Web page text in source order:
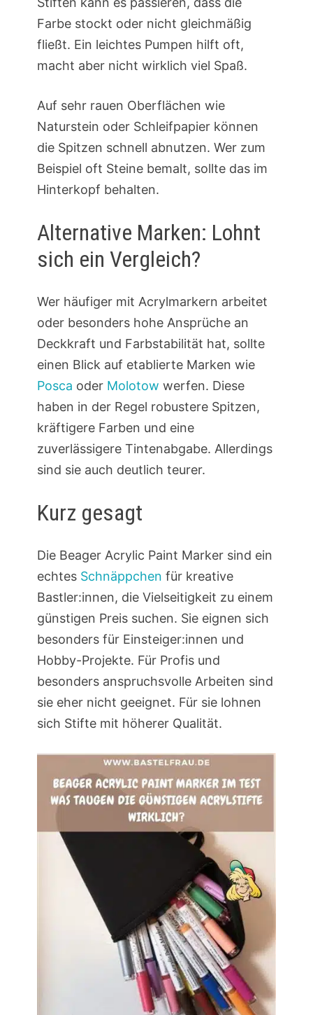
Farbe stockt oder nicht gleichmäßig
fließt. Ein leichtes Pumpen hilft oft,
macht aber nicht wirklich viel Spaß.
Auf sehr rauen Oberflächen wie
Naturstein oder Schleifpapier können
die Spitzen schnell abnutzen. Wer zum
Beispiel oft Steine bemalt, sollte das im
Hinterkopf behalten.
Alternative Marken: Lohnt
sich ein Vergleich?
Wer häufiger mit Acrylmarkern arbeitet
oder besonders hohe Ansprüche an
Deckkraft und Farbstabilität hat, sollte
einen Blick auf etablierte Marken wie
Posca oder Molotow werfen. Diese
haben in der Regel robustere Spitzen,
kräftigere Farben und eine
zuverlässigere Tintenabgabe. Allerdings
sind sie auch deutlich teurer.
Kurz gesagt
Die Beager Acrylic Paint Marker sind ein
echtes Schnäppchen für kreative
Bastler:innen, die Vielseitigkeit zu einem
günstigen Preis suchen. Sie eignen sich
besonders für Einsteiger:innen und
Hobby-Projekte. Für Profis und
besonders anspruchsvolle Arbeiten sind
sie eher nicht geeignet. Für sie lohnen
sich Stifte mit höherer Qualität.